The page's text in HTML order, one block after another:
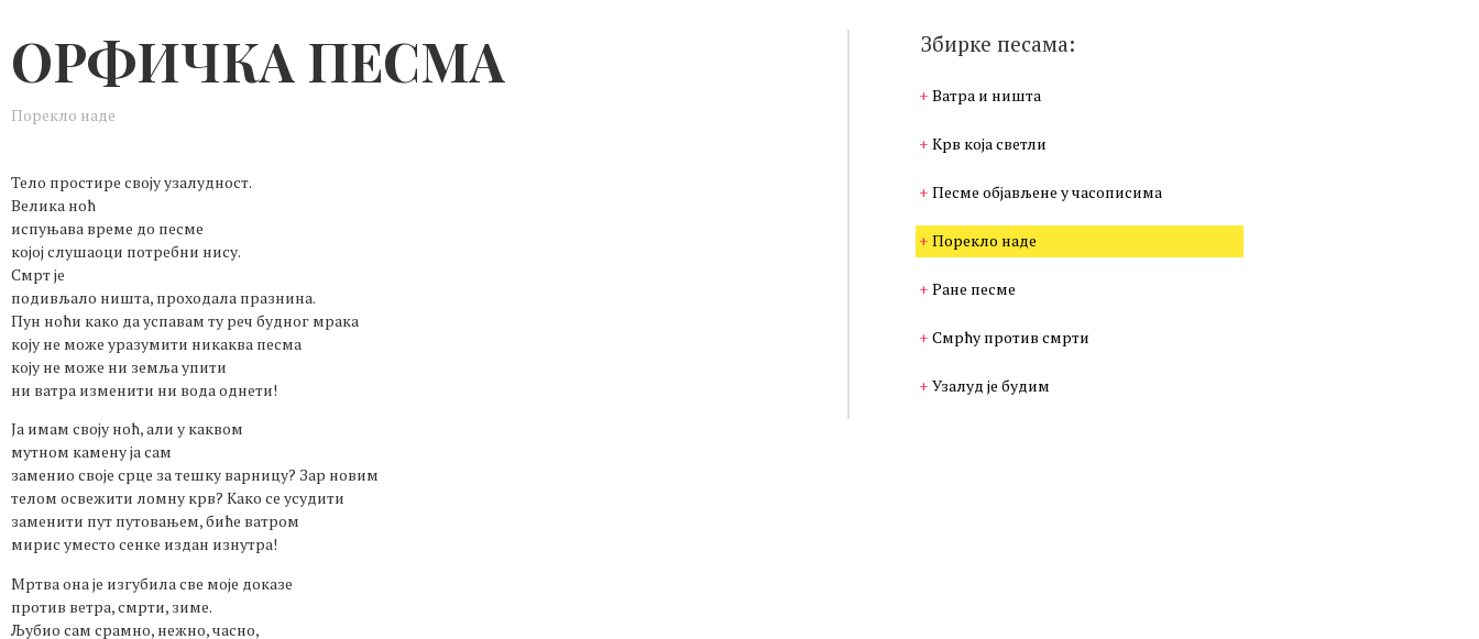
ОРФИЧКА ПЕСМА
Порекло наде
Тело простире своју узалудност.
Велика ноћ
испуњава време до песме
којој слушаоци потребни нису.
Смрт је
подивљало ништа, проходала празнина.
Пун ноћи како да успавам ту реч будног мрака
коју не може уразумити никаква песма
коју не може ни земља упити
ни ватра изменити ни вода однети!
Ја имам своју ноћ, али у каквом
мутном камену ја сам
заменио своје срце за тешку варницу? Зар новим
телом освежити ломну крв? Како се усудити
заменити пут путовањем, биће ватром
мирис уместо сенке издан изнутра!
Мртва она је изгубила све моје доказе
против ветра, смрти, зиме.
Љубио сам срамно, нежно, часно,
Збирке песама:
Ватра и ништа
Крв која светли
Песме објављене у часописима
Порекло наде
Ране песме
Смрћу против смрти
Узалуд је будим